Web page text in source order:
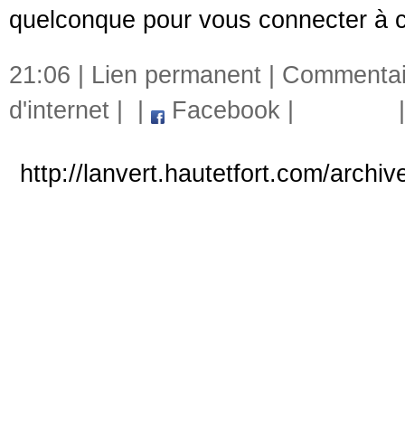
quelconque pour vous connecter à
21:06 | Lien permanent
d'internet
Facebook
http://lanvert.hautetfort.com/